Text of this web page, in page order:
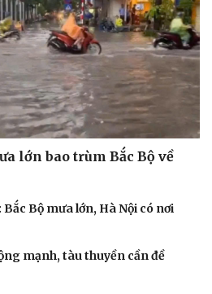
lớn bao trùm Bắc Bộ về
Bộ mưa lớn, Hà Nội có nơi
mạnh, tàu thuyền cần đề